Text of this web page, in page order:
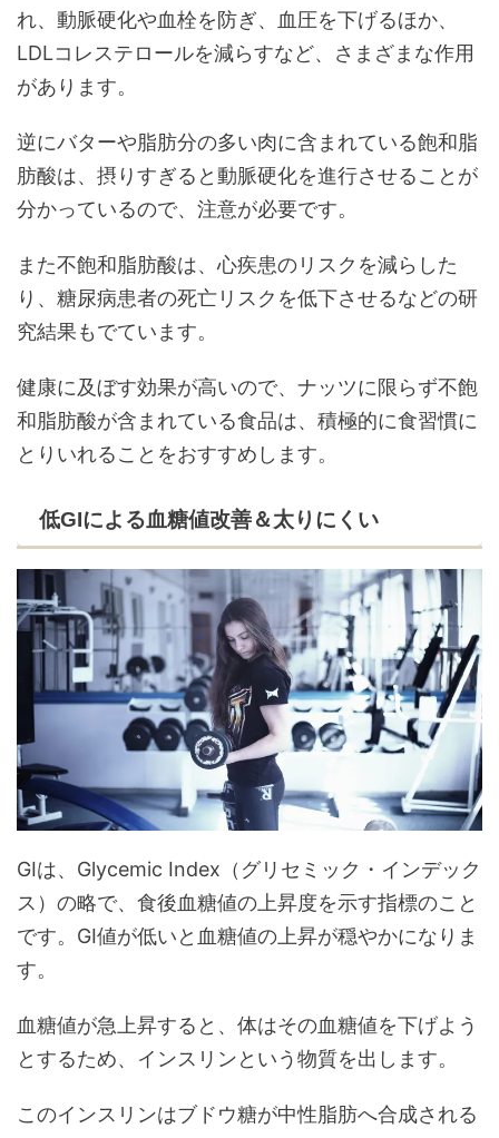
れ、動脈硬化や血栓を防ぎ、血圧を下げるほか、
LDLコレステロールを減らすなど、さまざまな作用
があります。
逆にバターや脂肪分の多い肉に含まれている飽和脂
肪酸は、摂りすぎると動脈硬化を進行させることが
分かっているので、注意が必要です。
また不飽和脂肪酸は、心疾患のリスクを減らした
り、糖尿病患者の死亡リスクを低下させるなどの研
究結果もでています。
健康に及ぼす効果が高いので、ナッツに限らず不飽
和脂肪酸が含まれている食品は、積極的に食習慣に
とりいれることをおすすめします。
低GIによる血糖値改善＆太りにくい
GIは、Glycemic Index（グリセミック・インデック
ス）の略で、食後血糖値の上昇度を示す指標のこと
です。GI値が低いと血糖値の上昇が穏やかになりま
す。
血糖値が急上昇すると、体はその血糖値を下げよう
とするため、インスリンという物質を出します。
このインスリンはブドウ糖が中性脂肪へ合成される